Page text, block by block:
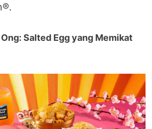
Salted Egg yang Memikat